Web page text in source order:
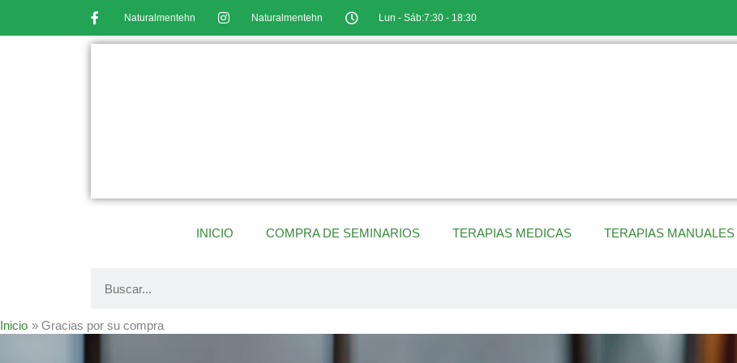
Naturalmentehn Naturalmentehn Lun - Sáb:7:30 - 18:30
INICIO COMPRA DE SEMINARIOS TERAPIAS MEDICAS TERAPIAS MANUALES
Inicio Gracias por su compra